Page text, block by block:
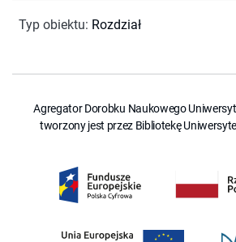
Typ obiektu: Rozdział
Agregator Dorobku Naukowego
tworzony jest przez Bibliotekę